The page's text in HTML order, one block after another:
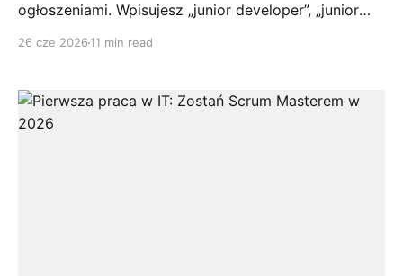
ogłoszeniami. Wpisujesz „junior developer”, „junior
zamknięty. Wymagania brzmią jak dla osoby po kilku
latach pracy, a nie dla kogoś, kto dopiero
26 cze 2026 11 min read